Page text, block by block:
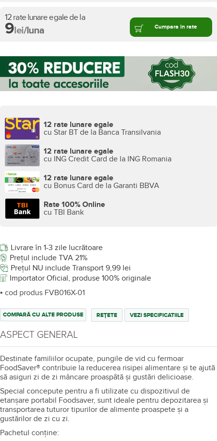
12 rate lunare egale de la
9lei/luna Cumpara in rate
12 rate lunare egale
cu Star BT de la Banca Transilvania
12 rate lunare egale
cu ING Credit Card de la ING Romania
12 rate lunare egale
cu Bonus Card de la Garanti BBVA
Rate 100% Online
cu TBI Bank
Livrare în 1-3 zile lucrătoare
Prețul include TVA 21%
Prețul NU include Transport 9,99 lei
Importator Oficial, produse 100% originale
• cod produs FVB016X-01
REȚETE
COMPARĂ CU ALTE PRODUSE VEZI SPECIFICATIILE
ASPECT GENERAL
Destinate familiilor ocupate, pungile de vid cu fermoar
FoodSaver® contribuie la reducerea risipei alimentare și te ajută
să asiguri zi de zi mâncare proaspătă și gustări delicioase.
Special concepute pentru a fi utilizate cu dispozitivul de
etanșare portabil Foodsaver, sunt ideale pentru depozitarea și
transportarea tuturor tipurilor de alimente proaspete și a
gustărilor de zi cu zi.
Pachetul conține: